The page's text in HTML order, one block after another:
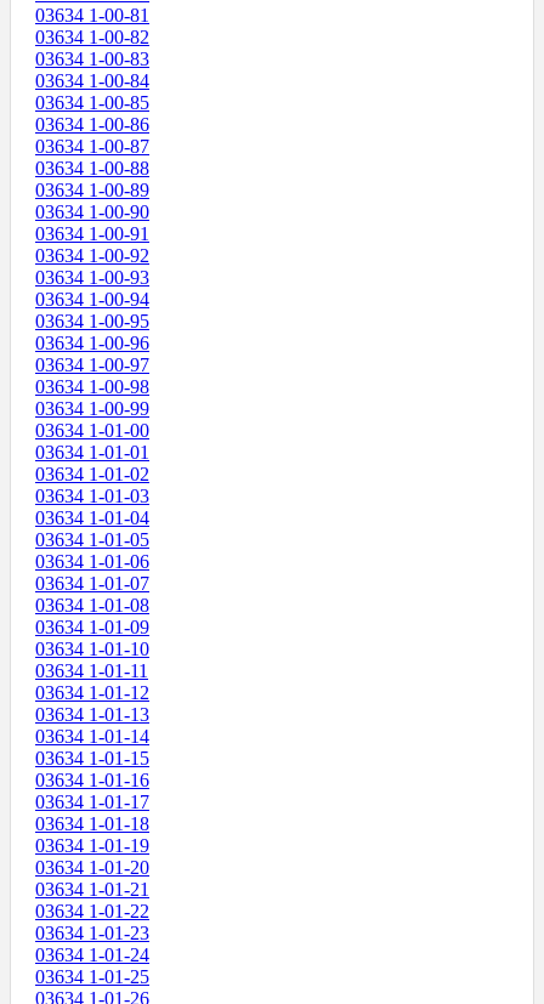
03634 1-00-81
03634 1-00-82
03634 1-00-83
03634 1-00-84
03634 1-00-85
03634 1-00-86
03634 1-00-87
03634 1-00-88
03634 1-00-89
03634 1-00-90
03634 1-00-91
03634 1-00-92
03634 1-00-93
03634 1-00-94
03634 1-00-95
03634 1-00-96
03634 1-00-97
03634 1-00-98
03634 1-00-99
03634 1-01-00
03634 1-01-01
03634 1-01-02
03634 1-01-03
03634 1-01-04
03634 1-01-05
03634 1-01-06
03634 1-01-07
03634 1-01-08
03634 1-01-09
03634 1-01-10
03634 1-01-11
03634 1-01-12
03634 1-01-13
03634 1-01-14
03634 1-01-15
03634 1-01-16
03634 1-01-17
03634 1-01-18
03634 1-01-19
03634 1-01-20
03634 1-01-21
03634 1-01-22
03634 1-01-23
03634 1-01-24
03634 1-01-25
03634 1-01-26